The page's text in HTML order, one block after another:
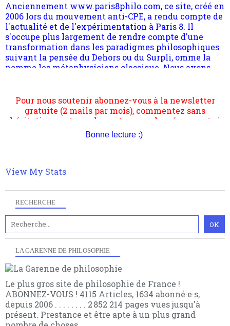
RECHERCHE
LA GARENNE DE PHILOSOPHIE
Le plus gros site de philosophie de France !
ABONNEZ-VOUS ! 4115 Articles, 1634 abonné·e·s,
depuis 2006 . . . . . . . . 2 852 214 pages vues jusqu'à
présent. Prestance et être apte à un plus grand
transformation dans les paradigmes philosophiques
suivant la pensée du Dehors ou du Surpli, omme la
nomme les métaphysiciens classique. Nous avons
quant à nous déjà basculé d'emblée dans la modernité
quantique, résolvant la plupart des impasses
philosophique du WWe siècle. Cette pensée hors
contrat est la marque d'une complexité, riche de
choses.
Pour nous soutenir abonnez-vous à la newsletter
vous le pouvez faîtes des liens depuis votre site.
Bonne lecture :)
View My Stats